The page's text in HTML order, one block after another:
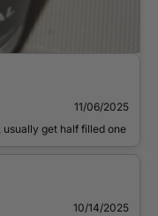
11/06/2025
get half filled one
10/14/2025